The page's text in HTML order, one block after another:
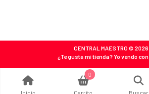
CENTRAL MAESTRO © 2026
¿Te gusta mi tienda? Yo vendo con
Inicio
0
Carrito Buscar